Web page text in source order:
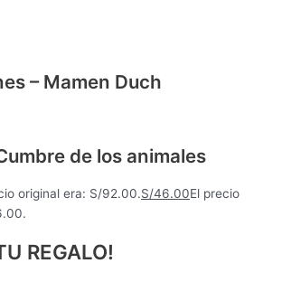
– Mamen Duch
de los animales
original era: S/92.00.S/46.00El precio
REGALO!